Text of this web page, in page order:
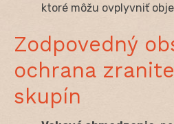
ktoré môžu ovplyvniť
Zodpovedný
ochrana
skupín